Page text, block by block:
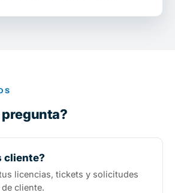
cliente?
licencias, tickets y solicitudes
cliente.